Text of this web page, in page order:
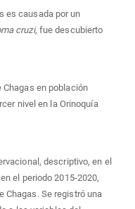
es causada por un
cruzi, fue descubierto
en población
nivel en la Orinoquía
descriptivo, en el
el periodo 2015-2020,
Chagas. Se registró una